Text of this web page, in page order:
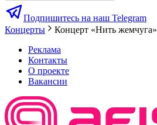
Подпишитесь на наш Telegram
Концерты
Концерт «Нить жемчуга»
Реклама
Контакты
О проекте
Вакансии